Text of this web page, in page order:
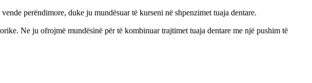
perëndimore, duke ju mundësuar të kurseni në shpenzimet tuaja dentare.
Ne ju ofrojmë mundësinë për të kombinuar trajtimet tuaja dentare me një pushim të